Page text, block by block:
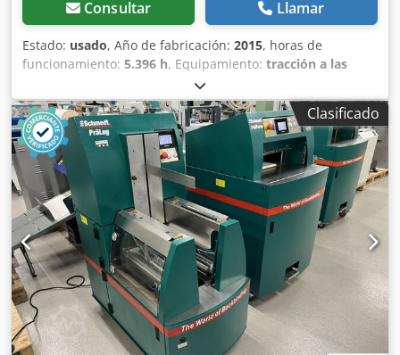
Consultar Llamar
Estado: usado, Año de fabricación: 2015, horas de
funcionamiento: 5.396 h, Equipamiento: tracción a las
, CATERPILLAR Modelo: 1650M Peso en vacío:
19 200 kg Potencia: 122 kW Horas de trabajo: 5396
Equipamiento: - Asiento calefactado - Aire acondicionado -
Radio - Rastrillo trasero con 3 dientes - Dispositivos y
rejillas de protección de la cabina en la parte delantera -
Pala niveladora (plegable hidráulicamente) Con gusto le
brindamos asistencia también en el área de
financiación/arrendamiento a través de nuestros socios.
Dsdpfozhyrmsx Afxswa Todos los datos sin garantía. Salvo
error y omisión.
Clasificado